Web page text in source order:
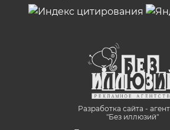
Разработка сайта -
"Без иллюзий"